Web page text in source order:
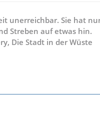
unerreichbar. Sie hat
Streben auf etwas hin.
Die Stadt in der Wüste